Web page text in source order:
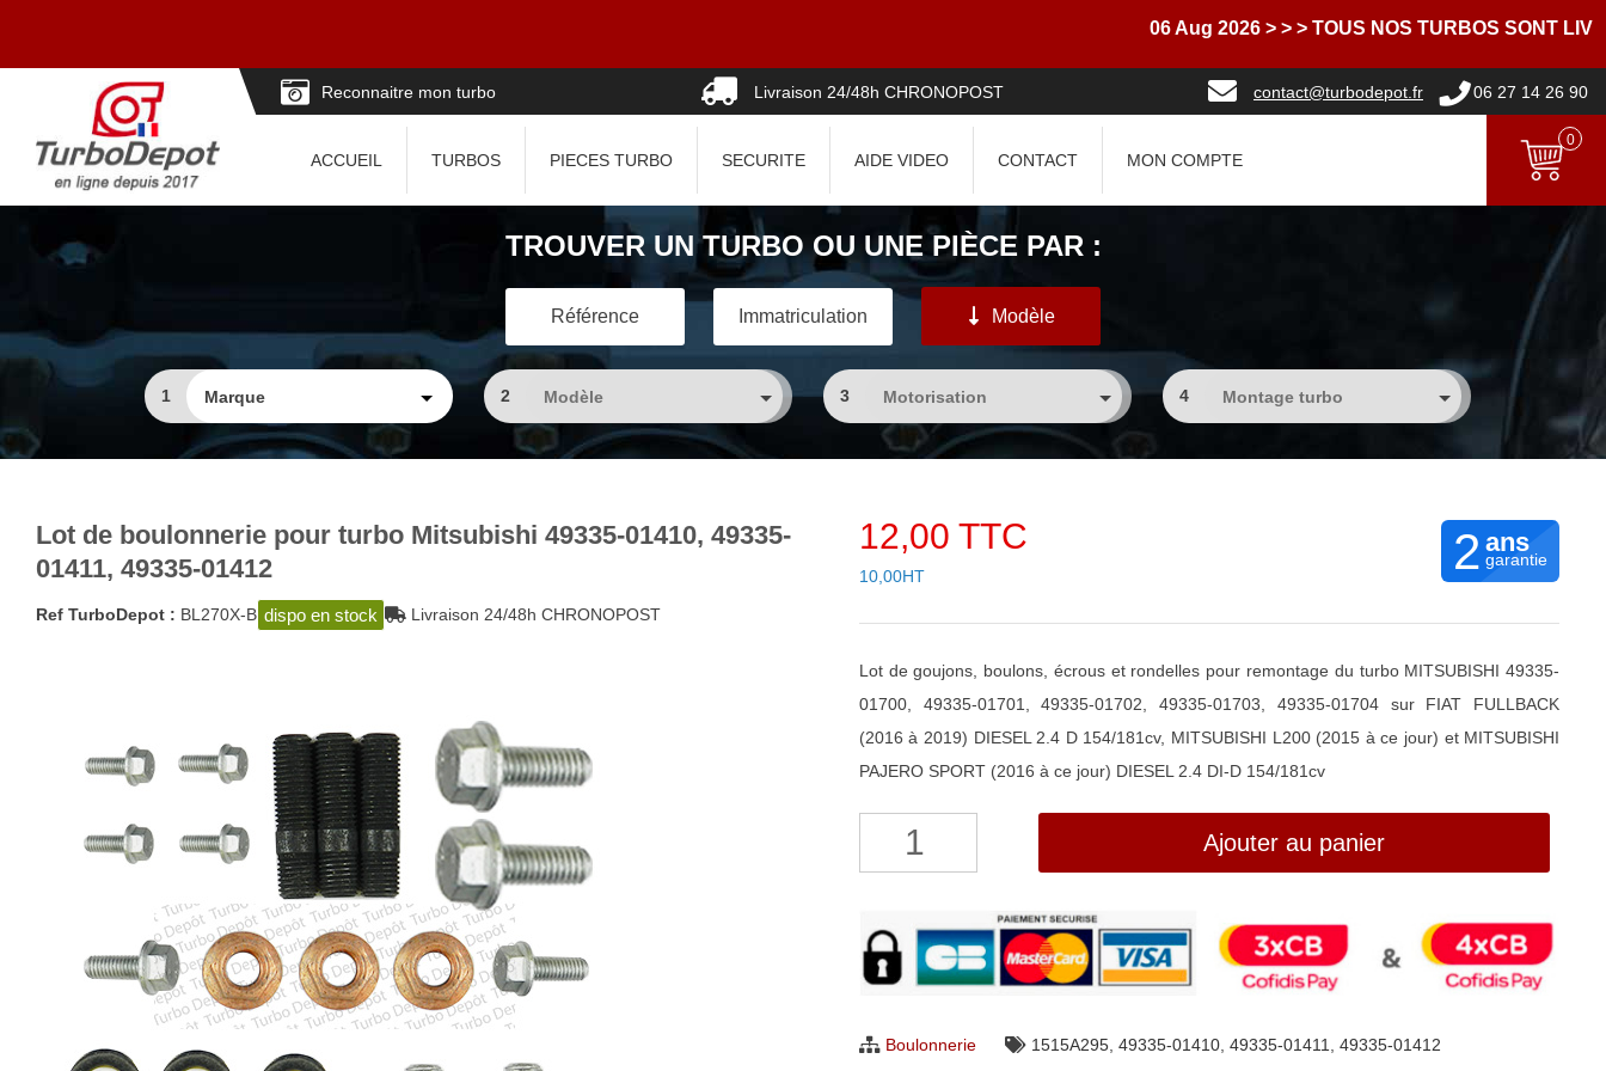
06 Aug 2026 > > > TOUS NOS TURBOS SONT LIVRES
Reconnaitre mon turbo Livraison 24/48h CHRONOPOST contact@turbodepot.fr 06 27 14 26 90
ACCUEIL TURBOS PIECES TURBO SECURITE AIDE VIDEO CONTACT MON COMPTE
0
TROUVER UN TURBO OU UNE PIÈCE PAR :
Référence Immatriculation Modèle
1 2 3 4
Lot de boulonnerie pour turbo Mitsubishi 49335-01410, 49335-
01411, 49335-01412
Ref TurboDepot : BL270X-B dispo en stock Livraison 24/48h CHRONOPOST
12,00 TTC
10,00HT 2 ans
garantie
Lot de goujons, boulons, écrous et rondelles pour remontage du turbo MITSUBISHI 49335-
01700, 49335-01701, 49335-01702, 49335-01703, 49335-01704 sur FIAT FULLBACK
(2016 à 2019) DIESEL 2.4 D 154/181cv, MITSUBISHI L200 (2015 à ce jour) et MITSUBISHI
PAJERO SPORT (2016 à ce jour) DIESEL 2.4 DI-D 154/181cv
quantité
de
boulonnerie
Ajouter au panier
Boulonnerie 1515A295, 49335-01410, 49335-01411 49335-01412